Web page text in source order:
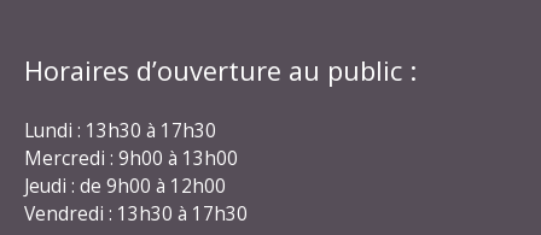
Horaires d’ouverture au public :
Lundi : 13h30 à 17h30
Mercredi : 9h00 à 13h00
Jeudi : de 9h00 à 12h00
Vendredi : 13h30 à 17h30